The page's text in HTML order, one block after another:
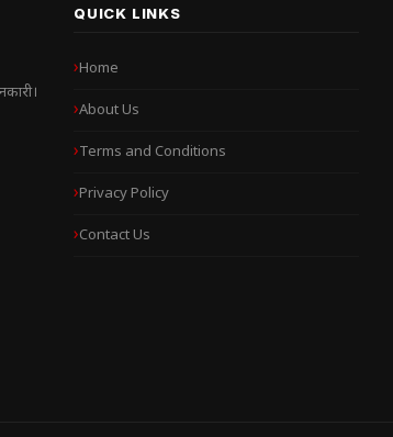
QUICK LINKS
Home
About Us
Terms and Conditions
Privacy Policy
Contact Us